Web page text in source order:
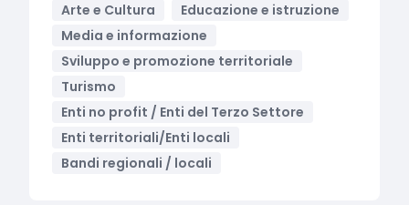
Arte e Cultura
Educazione e istruzione
Media e informazione
Sviluppo e promozione territoriale
Turismo
Enti no profit / Enti del Terzo Settore
Enti territoriali/Enti locali
Bandi regionali / locali